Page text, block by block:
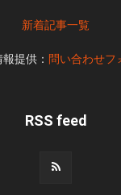
新着記事一覧
提供： 問い合わせフ
RSS feed